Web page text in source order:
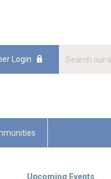
Login
Upcoming Events